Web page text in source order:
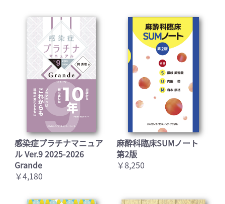
感染症プラチナマニュア
ル Ver.9 2025-2026
Grande
￥4,180
麻酔科臨床SUMノート
第2版
￥8,250